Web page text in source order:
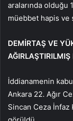
aralarında olduğu
müebbet hapis ve
DEMİRTAŞ VE
İddianamenin
Ankara 22. Ağır
Sincan Ceza İnfaz